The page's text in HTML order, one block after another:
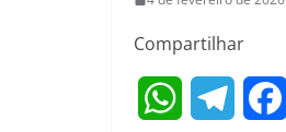
Compartilhar
W